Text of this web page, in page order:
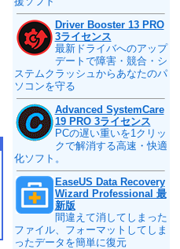
Driver Booster 13 PRO
3ライセンス
最新ドライバへのアップ
デートで障害・競合・シ
ステムクラッシュからあなたのパ
ソコンを守る
Advanced SystemCare
19 PRO 3ライセンス
PCの遅い重いを1クリッ
クで解消する高速・快適
化ソフト。
EaseUS Data Recovery
Wizard Professional 最
新版
間違えて消してしまった
ファイル、フォーマットしてしま
ったデータを簡単に復元